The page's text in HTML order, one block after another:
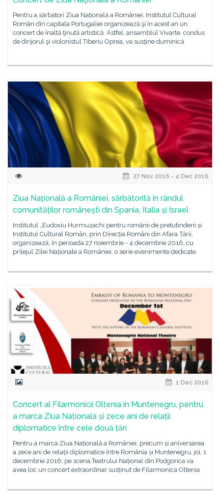
Pentru a sărbători Ziua Națională a României, Institutul Cultural
Român din capitala Portugaliei organizează şi în acest an un
concert de înaltă ţinută artistică. Astfel, ansamblul Vivarte, condus
de dirijorul şi violonistul Tiberiu Oprea, va susţine duminică
27 Nov 2016 - 4 Dec 2016
Ziua Națională a României, sărbătorită în rândul
comunităților românești din Spania, Italia și Israel
Institutul „Eudoxiu Hurmuzachi pentru românii de pretutindeni și
Institutul Cultural Român, prin Direcția Români din Afara Țării,
organizează, în perioada 27 noiembrie - 4 decembrie 2016, cu
prilejul Zilei Naționale a României, o serie evenimente dedicate
1 Dec 2016
Concert al Filarmonicii Oltenia în Muntenegru, pentru
a marca Ziua Națională și zece ani de relații
diplomatice între cele două țări
Pentru a marca Ziua Națională a României, precum și aniversarea
a zece ani de relații diplomatice între România și Muntenegru, joi, 1
decembrie 2016, pe scena Teatrului Național din Podgorica va
avea loc un concert extraordinar susținut de Filarmonica Oltenia